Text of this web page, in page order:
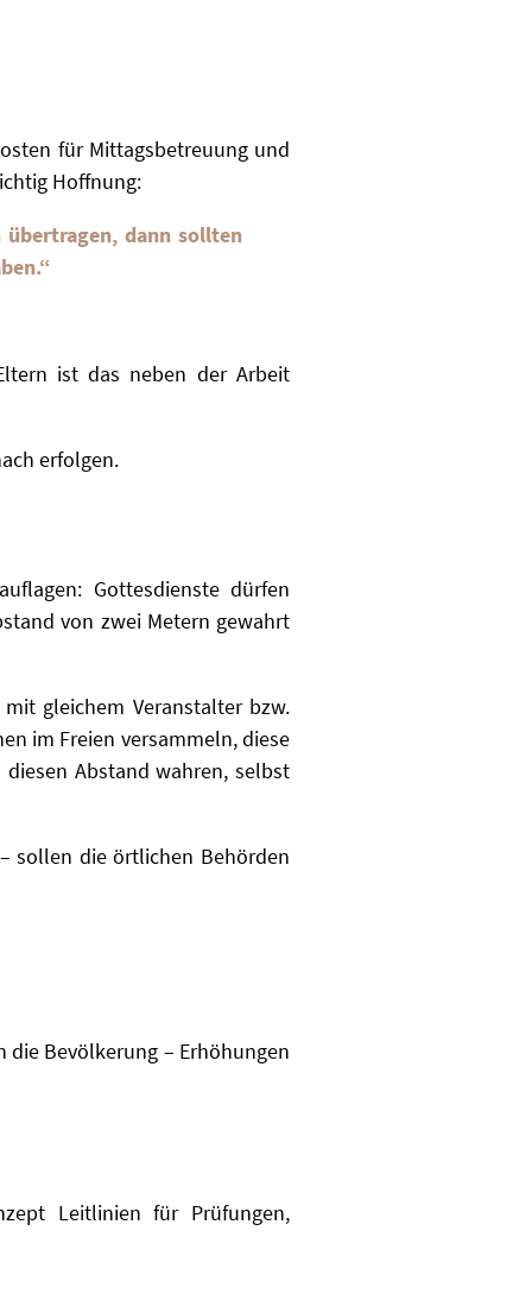
für Mittagsbetreuung und
Hoffnung:
übertragen, dannsollten
ist das neben der Arbeit
erfolgen.
Gottesdienste dürfen
von zwei Metern gewahrt
mit gleichem Veranstalter bzw.
im Freien versammeln, diese
Abstand wahren, selbst
sollen die örtlichen Behörden
die Bevölkerung – Erhöhungen
Leitlinien für Prüfungen,